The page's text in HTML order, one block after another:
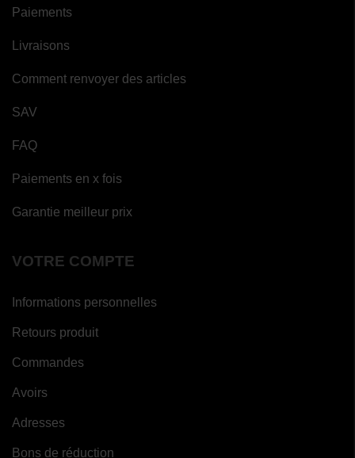
Paiements
Livraisons
Comment renvoyer des articles
SAV
FAQ
Paiements en x fois
Garantie meilleur prix
VOTRE COMPTE
Informations personnelles
Retours produit
Commandes
Avoirs
Adresses
Bons de réduction